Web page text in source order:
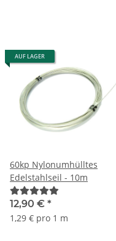
AUF LAGER
60kp Nylonumhülltes
Edelstahlseil - 10m
12,90 € *
1,29 € pro 1 m